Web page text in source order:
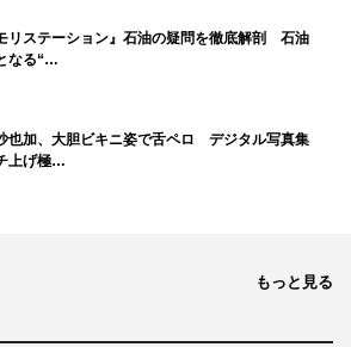
祭」
）〜11月9日（月）東京・六本木ヒ
本木ほか
リステーション』石油の疑問を徹底解剖 石油
なる“…
也加、大胆ビキニ姿で舌ペロ デジタル写真集
上げ極…
もっと見る